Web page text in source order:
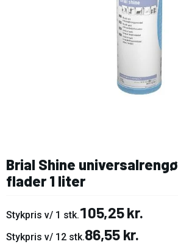
Brial Shine
flader 1 liter
Stykpris v/ 1 stk.105,25 kr.
Stykpris v/ 12 stk.86,55 kr.